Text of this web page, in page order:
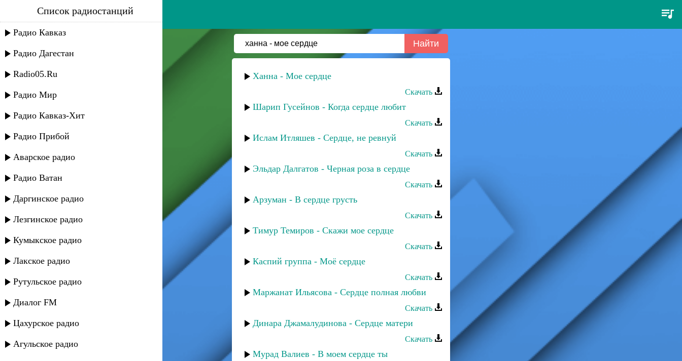
ханна - мое сердце
Список радиостанций
Радио Кавказ
Радио Дагестан
Radio05.Ru
Радио Мир
Радио Кавказ-Хит
Радио Прибой
Аварское радио
Радио Ватан
Даргинское радио
Лезгинское радио
Кумыкское радио
Лакское радио
Рутульское радио
Диалог FM
Цахурское радио
Агульское радио
Ханна - Мое сердце
Скачать
Шарип Гусейнов - Когда сердце любит
Скачать
Ислам Итляшев - Сердце, не ревнуй
Скачать
Эльдар Далгатов - Черная роза в сердце
Скачать
Арзуман - В сердце грусть
Скачать
Тимур Темиров - Скажи мое сердце
Скачать
Каспий группа - Моё сердце
Скачать
Маржанат Ильясова - Сердце полная любви
Скачать
Динара Джамалудинова - Сердце матери
Скачать
Мурад Валиев - В моем сердце ты